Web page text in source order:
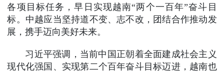
各项目标任务，早日实现越南“两个一百年”奋斗目
标。中越应当坚持道不变、志不改，团结合作推动发
展，携手迈向美好未来。
习近平强调，当前中国正朝着全面建成社会主义
现代化强国、实现第二个百年奋斗目标迈进，越南也